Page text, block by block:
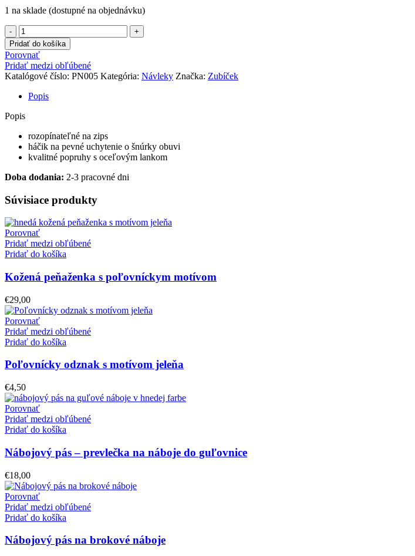
1 na sklade (dostupné na objednávku)
množstvo
Poľovnícke
návleky
na
obuv
s
motívom
jeleňa
Pridať do košíka
Porovnať
Pridať medzi obľúbené
Katalógové číslo: PN005 Kategória: Návleky Značka: Zubíček
Popis
Popis
rozopínateľné na zips
háčik na pevné uchytenie o šnúrky obuvi
kvalitné popruhy s oceľovým lankom
Doba dodania: 2-3 pracovné dni
Súvisiace produkty
Porovnať
Pridať medzi obľúbené
Pridať do košíka
Kožená peňaženka s poľovníckym motívom
€29,00
Porovnať
Pridať medzi obľúbené
Pridať do košíka
Poľovnícky odznak s motívom jeleňa
€4,50
Porovnať
Pridať medzi obľúbené
Pridať do košíka
Nábojový pás – prevlečka na náboje do guľovnice
€18,00
Porovnať
Pridať medzi obľúbené
Pridať do košíka
Nábojový pás na brokové náboje